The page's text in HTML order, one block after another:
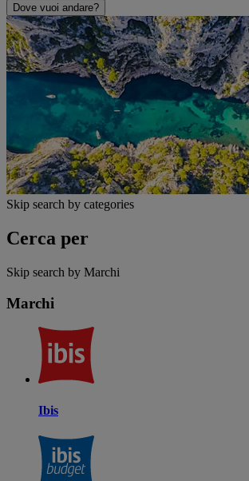
Dove vuoi andare?
Skip search by categories
Cerca per
Skip search by Marchi
Marchi
Ibis